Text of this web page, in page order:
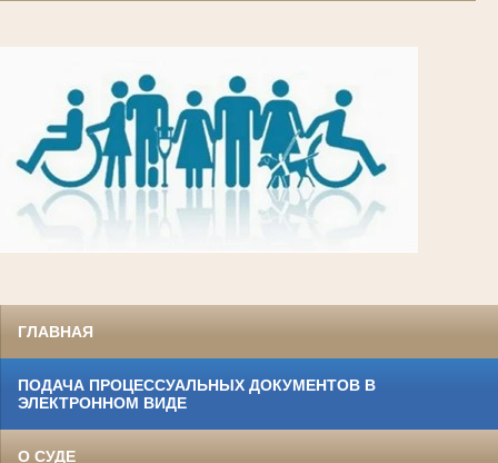
ГЛАВНАЯ
ПОДАЧА ПРОЦЕССУАЛЬНЫХ ДОКУМЕНТОВ В
ЭЛЕКТРОННОМ ВИДЕ
О СУДЕ